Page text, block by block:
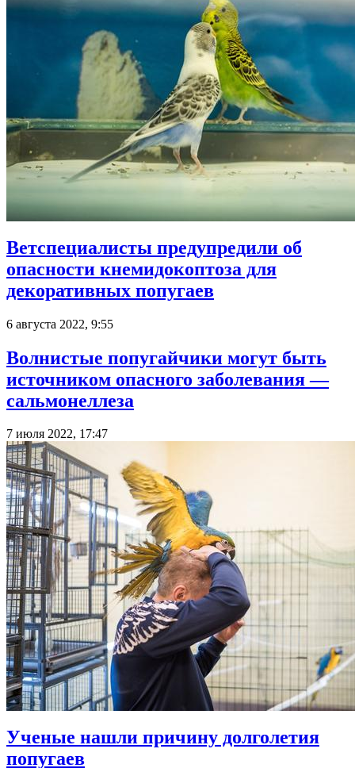
Ветспециалисты предупредили об
опасности кнемидокоптоза для
декоративных попугаев
6 августа 2022, 9:55
Волнистые попугайчики могут быть
источником опасного заболевания —
сальмонеллеза
7 июля 2022, 17:47
Ученые нашли причину долголетия
попугаев